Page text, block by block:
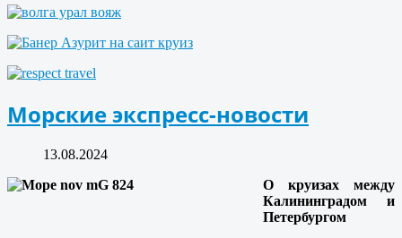
Морские экспресс-новости
13.08.2024
О круизах между
Калининградом и
Петербургом